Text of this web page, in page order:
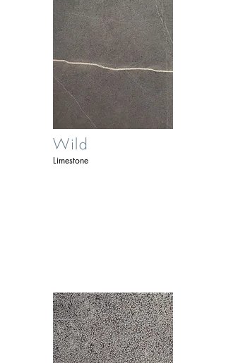
Limestone
Wild